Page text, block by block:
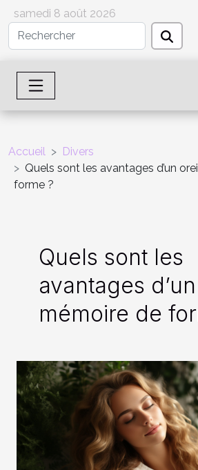
samedi 8 août 2026
Accueil
Divers
Quels sont les avantages d’un
forme ?
Quels sont les
avantages
mémoire de